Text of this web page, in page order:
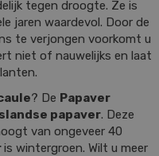
tegen droogte. Ze is
jaren waardevol. Door de
te verjongen voorkomt u
niet of nauwelijks en laat
? De Papaver
papaver. Deze
van ongeveer 40
is wintergroen. Wilt u meer